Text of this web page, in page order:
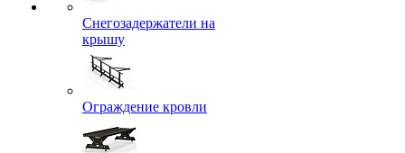
Снегозадержатели на
крышу
Ограждение кровли